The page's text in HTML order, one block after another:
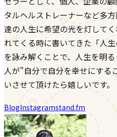
タルヘルストレーナーなど多
達の人生に希望の光を灯して
れてくる時に書いてきた「人
を詠み解くことで、人生を明
人が"自分で自分を幸せにする
いさせて頂けたら嬉しいです。
BlogInstagramstand.fm